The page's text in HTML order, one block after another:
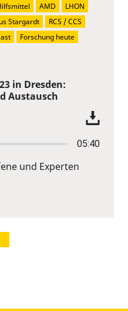
in Dresden:
Austausch
05:40
und Experten
AMD
LHON
Stargardt
RCS / CCS
Forschung heute